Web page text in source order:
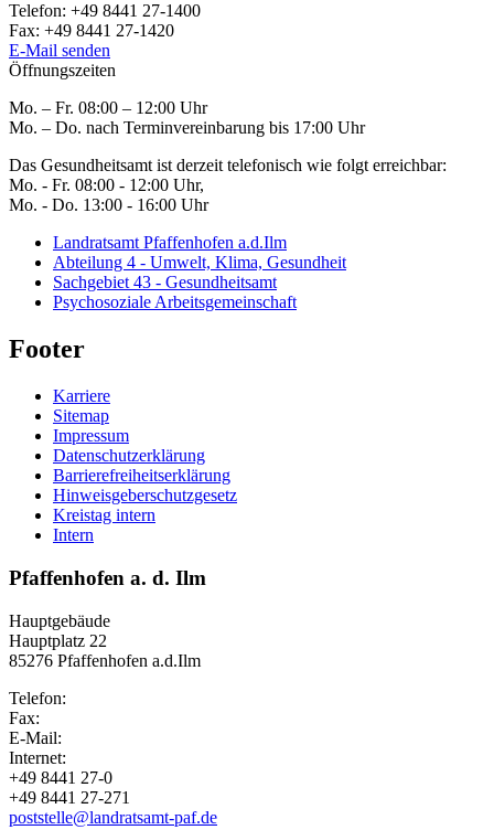
Telefon: +49 8441 27-1400
Fax: +49 8441 27-1420
E-Mail senden
Öffnungszeiten
Mo. – Fr. 08:00 – 12:00 Uhr
Mo. – Do. nach Terminvereinbarung bis 17:00 Uhr
Das Gesundheitsamt ist derzeit telefonisch wie folgt erreichbar:
Mo. - Fr. 08:00 - 12:00 Uhr,
Mo. - Do. 13:00 - 16:00 Uhr
Landratsamt Pfaffenhofen a.d.Ilm
Abteilung 4 - Umwelt, Klima, Gesundheit
Sachgebiet 43 - Gesundheitsamt
Psychosoziale Arbeitsgemeinschaft
Footer
Karriere
Sitemap
Impressum
Datenschutzerklärung
Barrierefreiheitserklärung
Hinweisgeberschutzgesetz
Kreistag intern
Intern
Pfaffenhofen a. d. Ilm
Hauptgebäude
Hauptplatz 22
85276 Pfaffenhofen a.d.Ilm
Telefon:
Fax:
E-Mail:
Internet:
+49 8441 27-0
+49 8441 27-271
poststelle@landratsamt-paf.de